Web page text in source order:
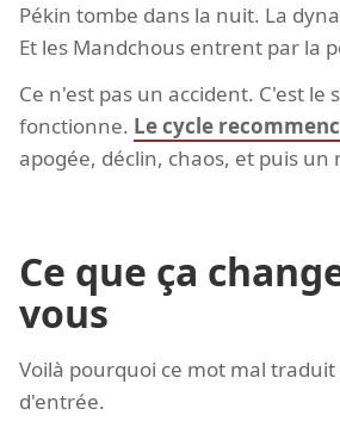
Pékin tombe dans la nuit. La
Et les Mandchous entrent par la
Ce n'est pas un accident. C'est le
fonctionne. Le cycle
apogée, déclin, chaos, et puis
Ce que ça
vous
Voilà pourquoi ce mot mal
d'entrée.